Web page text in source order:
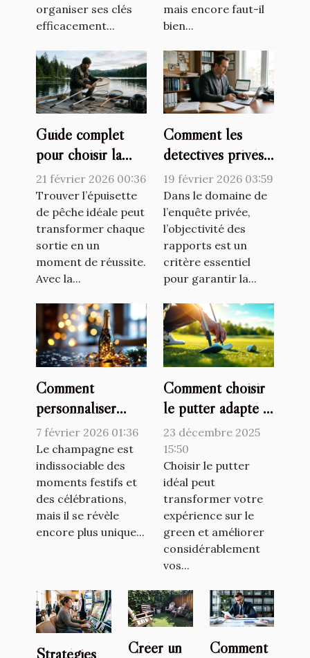
organiser ses clés
efficacement...
mais encore faut-il
bien...
Guide complet
pour choisir la
meilleure
épuisette de
pêche adaptée ?
21 février 2026 00:36
Trouver l’épuisette
de pêche idéale peut
transformer chaque
sortie en un
moment de réussite.
Avec la...
Comment les
détectives privés
assurent-ils
l'objectivité dans
leurs rapports ?
19 février 2026 03:59
Dans le domaine de
l’enquête privée,
l’objectivité des
rapports est un
critère essentiel
pour garantir la...
Comment
personnaliser
votre champagne
pour chaque
occasion ?
7 février 2026 01:36
Le champagne est
indissociable des
moments festifs et
des célébrations,
mais il se révèle
encore plus unique...
Comment choisir
le putter adapté à
votre style de jeu
?
23 décembre 2025
15:50
Choisir le putter
idéal peut
transformer votre
expérience sur le
green et améliorer
considérablement
vos...
Stratégies
Créer un
Comment